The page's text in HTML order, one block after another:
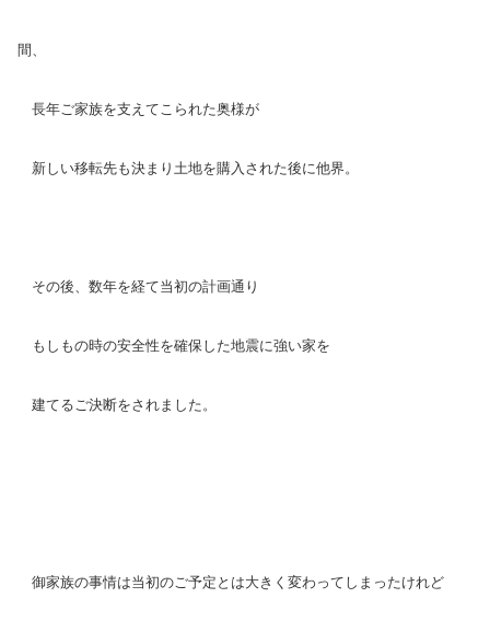
間、
長年ご家族を支えてこられた奥様が
新しい移転先も決まり土地を購入された後に他界。
その後、数年を経て当初の計画通り
もしもの時の安全性を確保した地震に強い家を
建てるご決断をされました。
御家族の事情は当初のご予定とは大きく変わってしまったけれど